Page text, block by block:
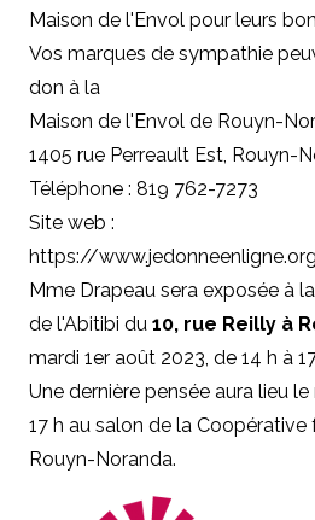
Maison de l'Envol pour leurs
Vos marques de sympathie
don à la
Maison de l'Envol de Rouyn-
1405 rue Perreault Est, Rouyn-
Téléphone : 819 762-7273
Site web :
https://
Mme Drapeau sera exposée à
de l'Abitibi du 10, rue Reilly à
mardi 1er août 2023, de 14 h à
Une dernière pensée aura lieu
17 h au salon de la
Rouyn-Noranda.